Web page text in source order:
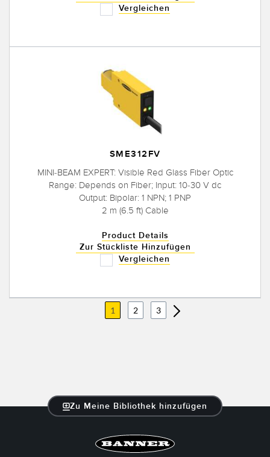
Vergleichen
SME312FV
MINI-BEAM EXPERT: Visible Red Glass Fiber Optic
Range: Depends on Fiber; Input: 10-30 V dc
Output: Bipolar: 1 NPN; 1 PNP
2 m (6.5 ft) Cable
Product Details
Zur Stückliste Hinzufügen
Vergleichen
1 2 3
Zu Meine Bibliothek hinzufügen